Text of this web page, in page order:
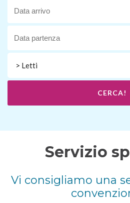
> Letti
CERCA!
Servizio
Vi consigliamo una